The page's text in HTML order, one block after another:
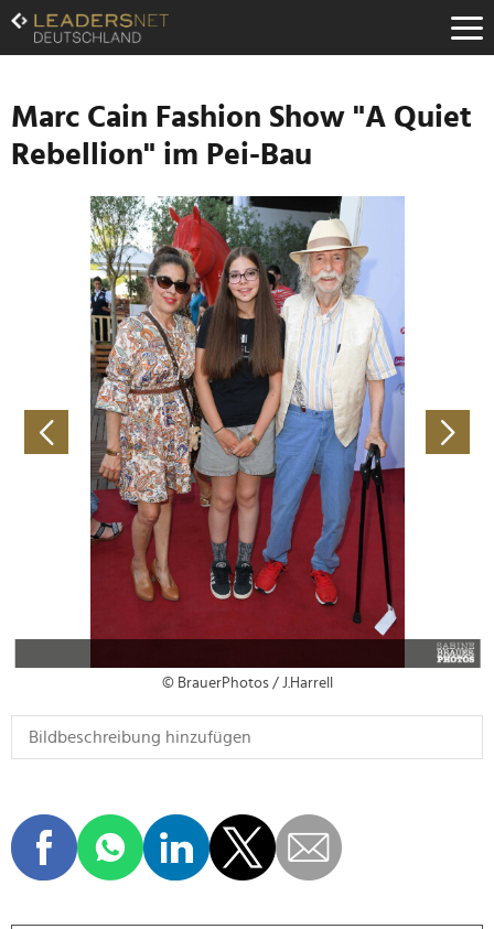
Zum
Inhalt
Zur
Navigation
Zur
Hauptnavigation
Marc Cain Fashion Show "A Quiet
Rebellion" im Pei-Bau
© BrauerPhotos / J.Harrell